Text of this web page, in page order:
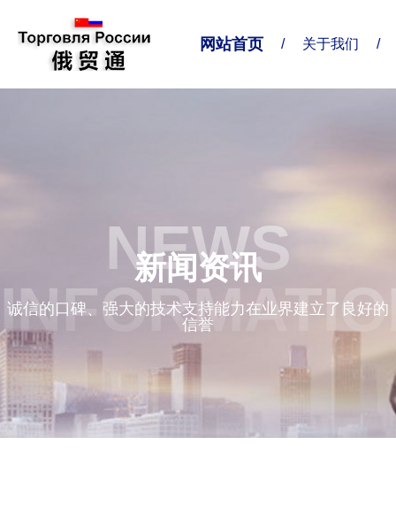
网站首页 / 关于我们 /
精准服务
企业形象
给我留言
NEWS
新闻资讯
诚信的口碑、强大的技术支持能力在业界建立了良好的
信誉